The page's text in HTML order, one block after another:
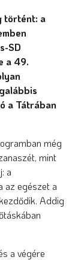
történt: a
SD
a 49.
a Tátrában
még
mint
a
az egészet a
Addig
a végére